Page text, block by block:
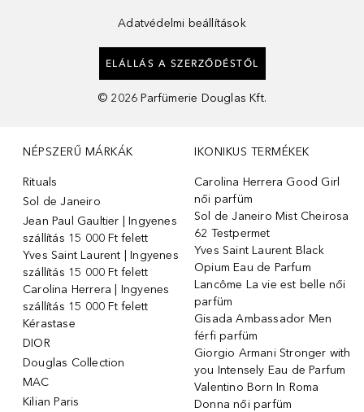
Adatvédelmi beállítások
ELÁLLÁS A SZERZŐDÉSTŐL
© 2026 Parfümerie Douglas Kft.
NÉPSZERŰ MÁRKÁK
Rituals
Sol de Janeiro
Jean Paul Gaultier | Ingyenes
szállítás 15 000 Ft felett
Yves Saint Laurent | Ingyenes
szállítás 15 000 Ft felett
Carolina Herrera | Ingyenes
szállítás 15 000 Ft felett
Kérastase
DIOR
Douglas Collection
MAC
Kilian Paris
IKONIKUS TERMÉKEK
Carolina Herrera Good Girl
női parfüm
Sol de Janeiro Mist Cheirosa
62 Testpermet
Yves Saint Laurent Black
Opium Eau de Parfum
Lancôme La vie est belle női
parfüm
Gisada Ambassador Men
férfi parfüm
Giorgio Armani Stronger with
you Intensely Eau de Parfum
Valentino Born In Roma
Donna női parfüm